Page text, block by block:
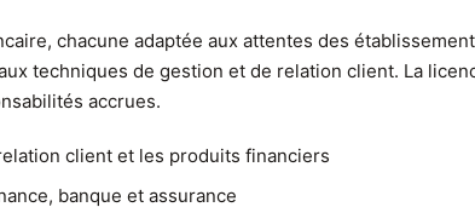
chacune adaptée aux attentes des
techniques de gestion et de relation client. La
accrues.
client et les produits financiers
banque et assurance